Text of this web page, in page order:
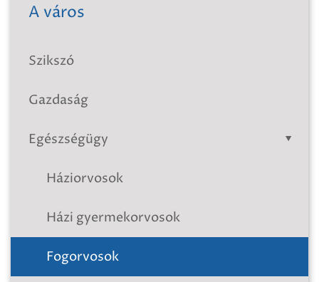
A város
Szikszó
Gazdaság
Egészségügy
Háziorvosok
Házi gyermekorvosok
Fogorvosok